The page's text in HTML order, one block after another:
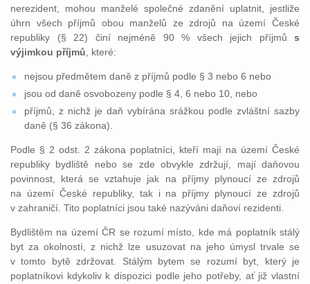
nerezident, mohou manželé společné zdanění uplatnit, jestliže
úhrn všech příjmů obou manželů ze zdrojů na území České
republiky (§ 22) činí nejméně 90 % všech jejich příjmů s
výjimkou příjmů , které:
nejsou předmětem daně z příjmů podle § 3 nebo 6 nebo
jsou od daně osvobozeny podle § 4, 6 nebo 10, nebo
příjmů, z nichž je daň vybírána srážkou podle zvláštní sazby
daně (§ 36 zákona).
Podle § 2 odst. 2 zákona poplatníci, kteří mají na území České
republiky bydliště nebo se zde obvykle zdržují, mají daňovou
povinnost, která se vztahuje jak na příjmy plynoucí ze zdrojů
na území České republiky, tak i na příjmy plynoucí ze zdrojů
v zahraničí. Tito poplatníci jsou také nazýváni daňoví rezidenti.
Bydlištěm na území ČR se rozumí místo, kde má poplatník stálý
byt za okolností, z nichž lze usuzovat na jeho úmysl trvale se
v tomto bytě zdržovat. Stálým bytem se rozumí byt, který je
poplatníkovi kdykoliv k dispozici podle jeho potřeby, ať již vlastní